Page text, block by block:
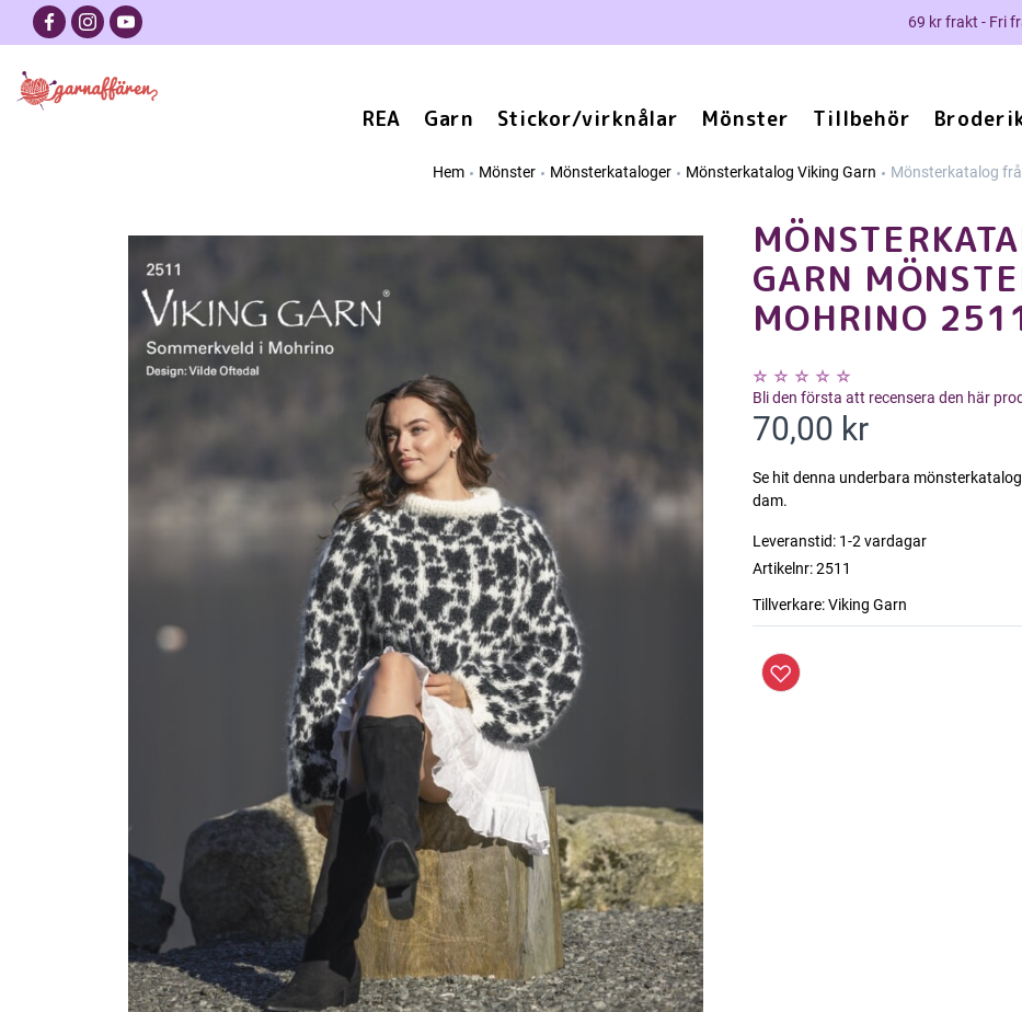
69 kr frakt - Fri
REA Garn Stickor/virknålar Mönster Tillbehör
Hem Mönster Mönsterkataloger Mönsterkatalog Viking Garn Mönsterkatalog
GARN
MOHRINO
Bli den första att recensera den här
70,00 kr
Se hit denna underbara
dam.
Leveranstid: 1-2 vardagar
Artikelnr:2511
Tillverkare:Viking Garn